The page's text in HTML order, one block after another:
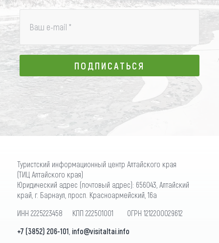
Ваш e-mail *
ПОДПИСАТЬСЯ
ПОДПИСАТЬСЯ
Туристский информационный центр Алтайского края
(ТИЦ Алтайского края)
Юридический адрес (почтовый адрес): 656043, Алтайский
край, г. Барнаул, просп. Красноармейский, 16а
ИНН 2225223458 КПП 222501001 ОГРН 1212200029612
+7 (3852) 206-101 info@visitaltai.info